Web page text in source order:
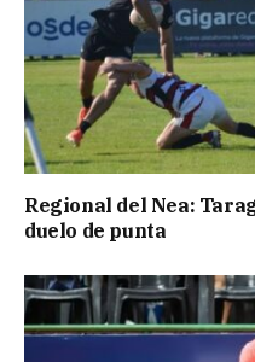
Regional del Nea:
duelo de punta